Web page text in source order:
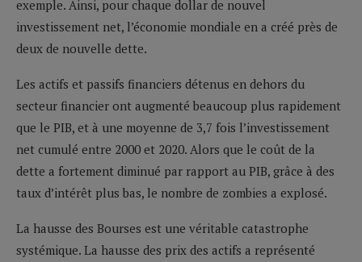
exemple. Ainsi, pour chaque dollar de nouvel
investissement net, l’économie mondiale en a créé près de
deux de nouvelle dette.
Les actifs et passifs financiers détenus en dehors du
secteur financier ont augmenté beaucoup plus rapidement
que le PIB, et à une moyenne de 3,7 fois l’investissement
net cumulé entre 2000 et 2020. Alors que le coût de la
dette a fortement diminué par rapport au PIB, grâce à des
taux d’intérêt plus bas, le nombre de zombies a explosé.
La hausse des Bourses est une véritable catastrophe
systémique. La hausse des prix des actifs a représenté